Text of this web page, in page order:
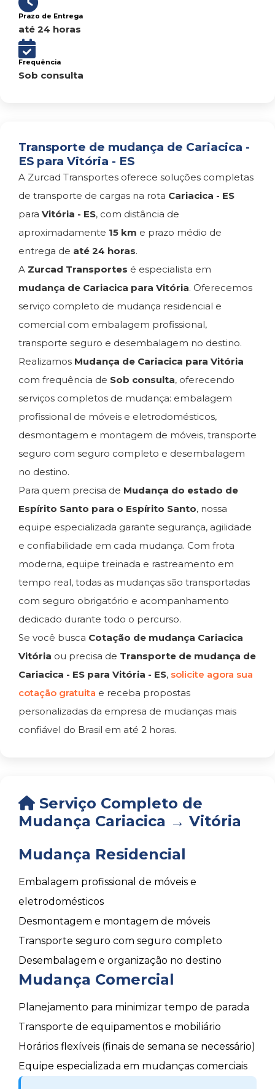
Prazo de Entrega
até 24 horas
Frequência
Sob consulta
Transporte de mudança de Cariacica -
ES para Vitória - ES
A Zurcad Transportes oferece soluções completas
de transporte de cargas na rota Cariacica - ES
para Vitória - ES, com distância de
aproximadamente 15 km e prazo médio de
entrega de até 24 horas.
A Zurcad Transportes é especialista em
mudança de Cariacica para Vitória. Oferecemos
serviço completo de mudança residencial e
comercial com embalagem profissional,
transporte seguro e desembalagem no destino.
Realizamos Mudança de Cariacica para Vitória
com frequência de Sob consulta, oferecendo
serviços completos de mudança: embalagem
profissional de móveis e eletrodomésticos,
desmontagem e montagem de móveis, transporte
seguro com seguro completo e desembalagem
no destino.
Para quem precisa de Mudança do estado de
Espírito Santo para o Espírito Santo, nossa
equipe especializada garante segurança, agilidade
e confiabilidade em cada mudança. Com frota
moderna, equipe treinada e rastreamento em
tempo real, todas as mudanças são transportadas
com seguro obrigatório e acompanhamento
dedicado durante todo o percurso.
Se você busca Cotação de mudança Cariacica
Vitória ou precisa de Transporte de mudança de
Cariacica - ES para Vitória - ES, solicite agora sua
cotação gratuita e receba propostas
personalizadas da empresa de mudanças mais
confiável do Brasil em até 2 horas.
Serviço Completo de
Mudança Cariacica → Vitória
Mudança Residencial
Embalagem profissional de móveis e
eletrodomésticos
Desmontagem e montagem de móveis
Transporte seguro com seguro completo
Desembalagem e organização no destino
Mudança Comercial
Planejamento para minimizar tempo de parada
Transporte de equipamentos e mobiliário
Horários flexíveis (finais de semana se necessário)
Equipe especializada em mudanças comerciais